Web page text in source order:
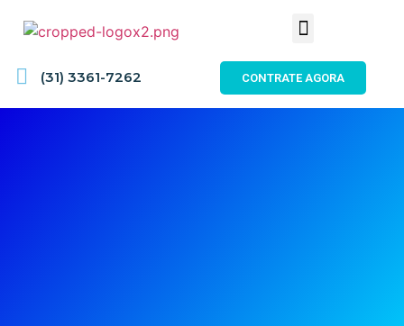
(31) 3361-7262 CONTRATE AGORA